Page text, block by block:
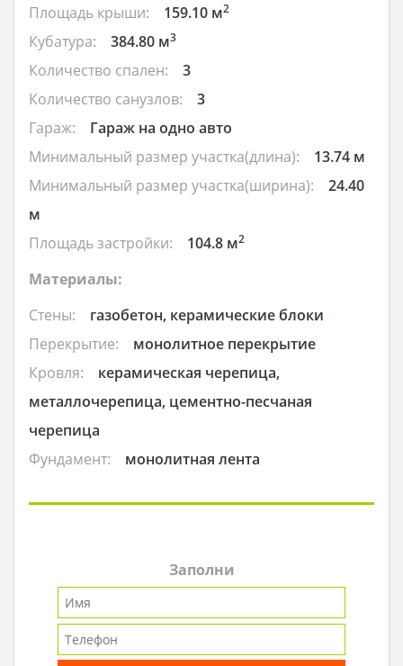
Площадь крыши: 159.10 м2
Кубатура: 384.80 м3
Количество спален:
3
Количество санузлов:
3
Гараж:
Гараж на одно авто
Минимальный размер участка(длина):
13.74 м
Минимальный размер участка(ширина):
24.40
м
Площадь застройки:
104.8 м2
Материалы:
Стены:
газобетон, керамические блоки
Перекрытие:
монолитное перекрытие
Кровля:
керамическая черепица,
металлочерепица, цементно-песчаная
черепица
Фундамент:
монолитная лента
Заполни